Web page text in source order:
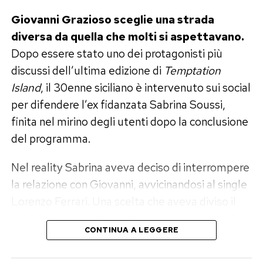
Il momento più bello è con Nathan
Falco
Tra le fotografie condivise da Elisabetta
Gregoraci, quelle che hanno raccolto più
apprezzamenti sono dedicate al figlio Nathan
Falco, nato dal matrimonio con Flavio Briatore.
Mamma e figlio appaiono sorridenti durante una
serata trascorsa insieme in un locale affacciato
sul mare, tra musica, luci e atmosfera estiva.
figlio», scrive la conduttrice, sottolineando
quanto questi momenti insieme rappresentino
Giovanni Grazioso sceglie una strada
diversa da quella che molti si aspettavano.
Dopo essere stato uno dei protagonisti più
discussi dell’ultima edizione di Temptation
Island, il 30enne siciliano è intervenuto sui social
per difendere l’ex fidanzata Sabrina Soussi,
finita nel mirino degli utenti dopo la conclusione
del programma.
Nel reality Sabrina aveva deciso di interrompere
la relazione con Giovanni, avvicinandosi al single
pubblico e che, nelle settimane successive alla
messa in onda, ha dato origine a una lunga serie
CONTINUA A LEGGERE